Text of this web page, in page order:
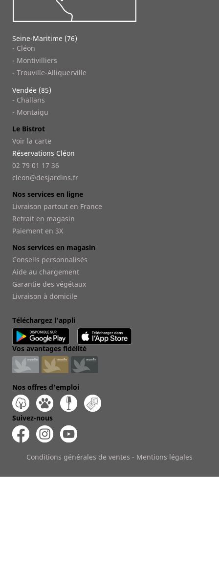
Seine-Maritime (76)
- Cléon
- Montivilliers
- Trouville-Alliquerville
Vendée (85)
- Challans
- Montaigu
Le Bistrot
Voir la carte
Réservations Cléon
02 79 01 17 36
cleon@desjardins.fr
Nos services en ligne
Livraison partout en France
Retrait en magasin
Paiement en 3X
Nos services en magasin
Conseils personnalisés
Aide au chargement
Garantie des végétaux
Livraison à domicile
Téléchargez l'appli
Vos avantages fidélité
Nos offres d'emploi
Suivez-nous
Conditions générales de ventes - Mentions légales